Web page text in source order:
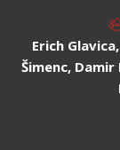
Erich
Šimenc,